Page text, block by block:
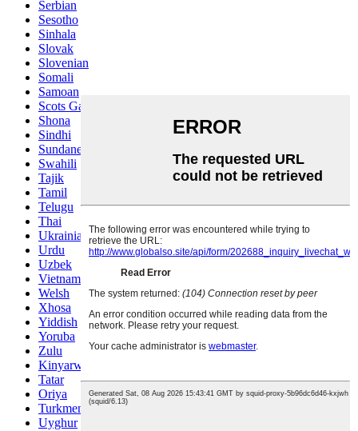
Serbian
Sesotho
Sinhala
Slovak
Slovenian
Somali
Samoan
Scots Gaelic
Shona
Sindhi
Sundanese
Swahili
Tajik
Tamil
Telugu
Thai
Ukrainian
Urdu
Uzbek
Vietnamese
Welsh
Xhosa
Yiddish
Yoruba
Zulu
Kinyarwanda
Tatar
Oriya
Turkmen
Uyghur